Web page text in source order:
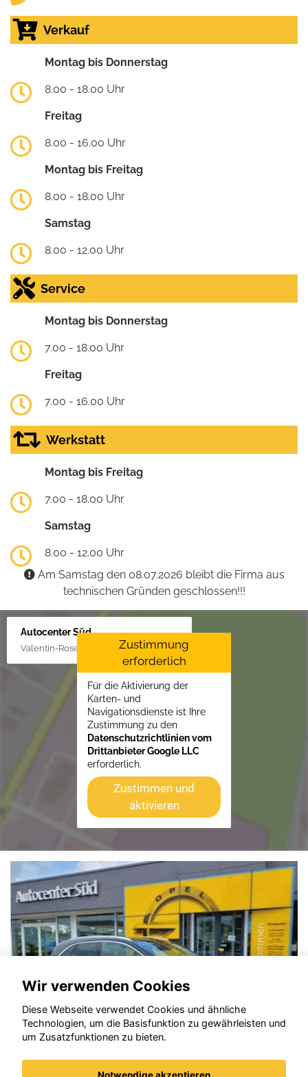
Verkauf
Montag bis Donnerstag
8.00 - 18.00 Uhr
Freitag
8.00 - 16.00 Uhr
Montag bis Freitag
8.00 - 18.00 Uhr
Samstag
8.00 - 12.00 Uhr
Service
Montag bis Donnerstag
7.00 - 18.00 Uhr
Freitag
7.00 - 16.00 Uhr
Werkstatt
Montag bis Freitag
7.00 - 18.00 Uhr
Samstag
8.00 - 12.00 Uhr
Am Samstag den 08.07.2026 bleibt die Firma aus
technischen Gründen geschlossen!!!
Autocenter Süd
Valentin-Rose-Str. 3, 16816 Neuruppin
Zustimmung
erforderlich
Für die Aktivierung der
Karten- und
Navigationsdienste ist Ihre
Zustimmung zu den
Datenschutzrichtlinien vom
Drittanbieter Google LLC
erforderlich.
Zustimmen und
aktivieren
Wir verwenden Cookies
Diese Webseite verwendet Cookies und ähnliche
Technologien, um die Basisfunktion zu gewährleisten und
um Zusatzfunktionen zu bieten.